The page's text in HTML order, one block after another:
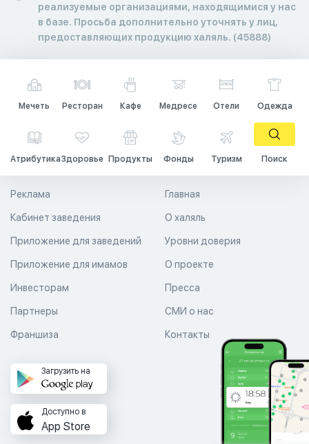
реализуемые организациями, находящимися у нас
в базе. Просьба дополнительно уточнять у лиц,
предоставляющих продукцию халяль. (45888)
Мечеть Ресторан Кафе Медресе Отели Одежда
АтрибутикаЗдоровье Продукты Фонды Туризм Поиск
Главная
О халяль
Уровни доверия
Реклама
Кабинет заведения
Приложение для заведений
Приложение для имамов О проекте
Пресса
СМИ о нас
Контакты
Инвесторам
Партнеры
Франшиза
Загрузить на
Доступно в
App Store